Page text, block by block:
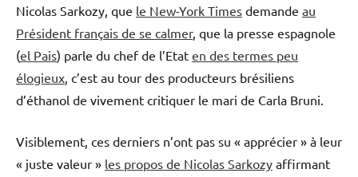
Nicolas Sarkozy, que le New-York Times demande au
Président français de se calmer, que la presse espagnole
(el Pais) parle du chef de l’Etat en des termes peu
élogieux, c’est au tour des producteurs brésiliens
d’éthanol de vivement critiquer le mari de Carla Bruni.
Visiblement, ces derniers n’ont pas su « apprécier » à leur
« juste valeur » les propos de Nicolas Sarkozy affirmant